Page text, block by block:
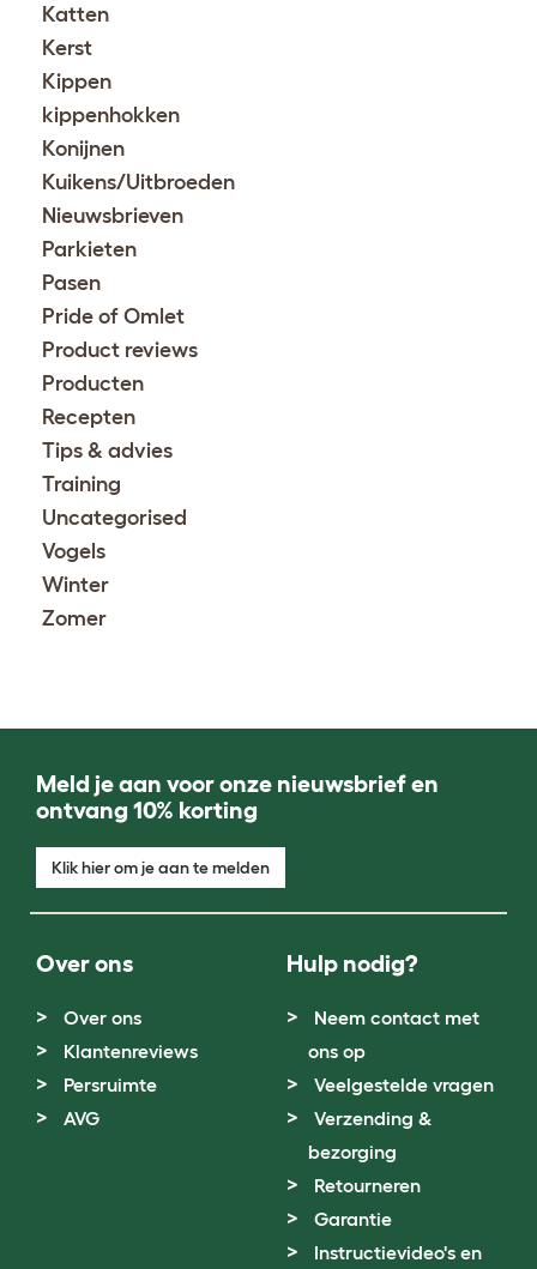
Katten
Kerst
Kippen
kippenhokken
Konijnen
Kuikens/Uitbroeden
Nieuwsbrieven
Parkieten
Pasen
Pride of Omlet
Product reviews
Producten
Recepten
Tips & advies
Training
Uncategorised
Vogels
Winter
Zomer
Meld je aan voor onze nieuwsbrief en
ontvang 10% korting
Klik hier om je aan te melden
Over ons
Over ons
Klantenreviews
Persruimte
AVG
Hulp nodig?
Neem contact met
ons op
Veelgestelde vragen
Verzending &
bezorging
Retourneren
Garantie
Instructievideo's en